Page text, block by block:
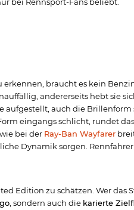
erkennen, braucht es kein
andererseits hebt sie
aufgestellt, auch die
eingangs schlicht, rundet
bei der Ray-Ban Wayfarer
Dynamik sorgen.
Edition zu schätzen. Wer
, sondern auch die karierte